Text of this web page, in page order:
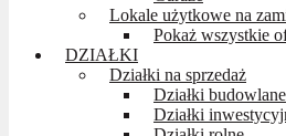
Lokale użytkowe na
Pokaż wszystkie
DZIAŁKI
Działki na sprzedaż
Działki budowlane
Działki